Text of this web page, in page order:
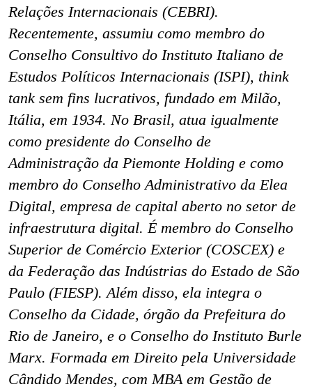
Relações Internacionais (CEBRI).
Recentemente, assumiu como membro do
Conselho Consultivo do Instituto Italiano de
Estudos Políticos Internacionais (ISPI), think
tank sem fins lucrativos, fundado em Milão,
Itália, em 1934. No Brasil, atua igualmente
como presidente do Conselho de
Administração da Piemonte Holding e como
membro do Conselho Administrativo da Elea
Digital, empresa de capital aberto no setor de
infraestrutura digital. É membro do Conselho
Superior de Comércio Exterior (COSCEX) e
da Federação das Indústrias do Estado de São
Paulo (FIESP). Além disso, ela integra o
Conselho da Cidade, órgão da Prefeitura do
Rio de Janeiro, e o Conselho do Instituto Burle
Marx. Formada em Direito pela Universidade
Cândido Mendes, com MBA em Gestão de